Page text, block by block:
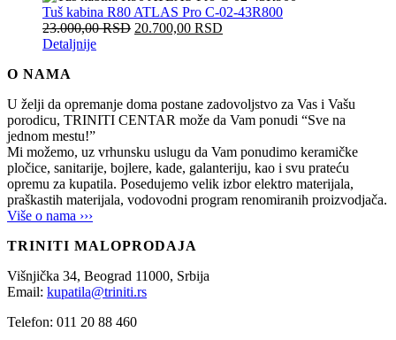
Tuš kabina R80 ATLAS Pro C-02-43R800
23.000,00RSD 20.700,00 RSD
Detaljnije
O NAMA
U želji da opremanje doma postane zadovoljstvo za Vas i Vašu
porodicu, TRINITI CENTAR može da Vam ponudi “Sve na
jednom mestu!”
Mi možemo, uz vrhunsku uslugu da Vam ponudimo keramičke
pločice, sanitarije, bojlere, kade, galanteriju, kao i svu prateću
opremu za kupatila. Posedujemo velik izbor elektro materijala,
praškastih materijala, vodovodni program renomiranih proizvodjača.
Više o nama ›››
TRINITI MALOPRODAJA
Višnjička 34, Beograd 11000, Srbija
Email: kupatila@triniti.rs
Telefon: 011 20 88 460